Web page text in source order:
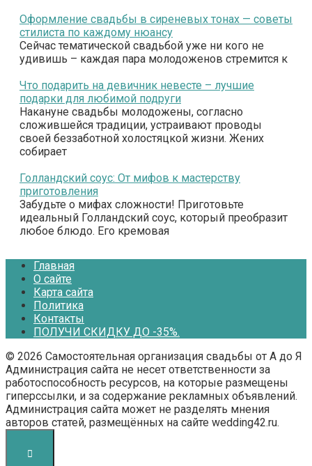
Оформление свадьбы в сиреневых тонах — советы
стилиста по каждому нюансу
Сейчас тематической свадьбой уже ни кого не
удивишь – каждая пара молодоженов стремится к
Что подарить на девичник невесте – лучшие
подарки для любимой подруги
Накануне свадьбы молодожены, согласно
сложившейся традиции, устраивают проводы
своей беззаботной холостяцкой жизни. Жених
собирает
Голландский соус: От мифов к мастерству
приготовления
Забудьте о мифах сложности! Приготовьте
идеальный Голландский соус, который преобразит
любое блюдо. Его кремовая
Главная
О сайте
Карта сайта
Политика
Контакты
ПОЛУЧИ СКИДКУ ДО -35%.
© 2026 Самостоятельная организация свадьбы от А до Я
Администрация сайта не несет ответственности за
работоспособность ресурсов, на которые размещены
гиперссылки, и за содержание рекламных объявлений.
Администрация сайта может не разделять мнения
авторов статей, размещённых на сайте wedding42.ru.